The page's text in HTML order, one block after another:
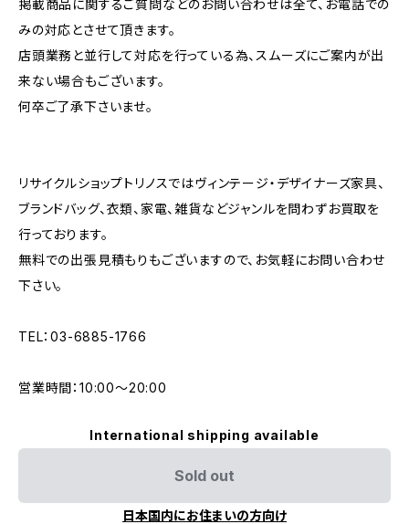
掲載商品に関するご質問などのお問い合わせは全て、お電話での
みの対応とさせて頂きます。
店頭業務と並行して対応を行っている為、スムーズにご案内が出
来ない場合もございます。
何卒ご了承下さいませ。
リサイクルショップトリノスではヴィンテージ・デザイナーズ家具、
ブランドバッグ、衣類、家電、雑貨などジャンルを問わずお買取を
行っております。
無料での出張見積もりもございますので、お気軽にお問い合わせ
下さい。
TEL：03-6885-1766
営業時間：10:00〜20:00
International shipping available
Sold out
日本国内にお住まいの方向け